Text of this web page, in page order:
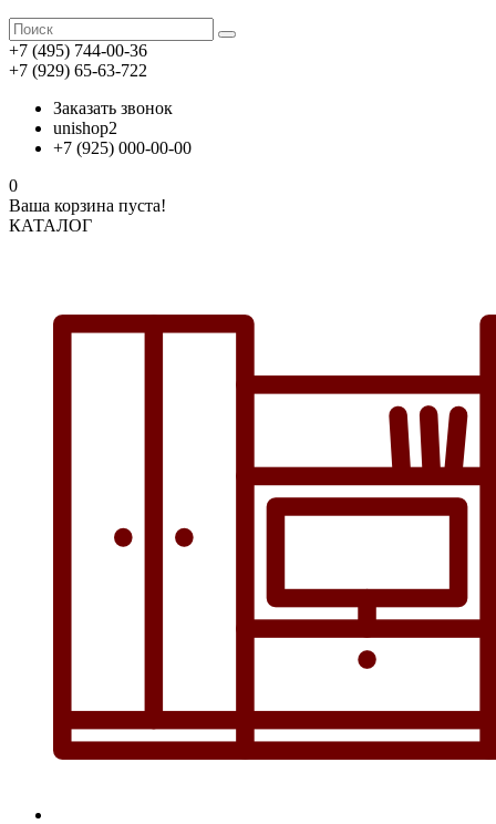
+7 (495) 744-00-36
+7 (929) 65-63-722
Заказать звонок
unishop2
+7 (925) 000-00-00
0
Ваша корзина пуста!
КАТАЛОГ